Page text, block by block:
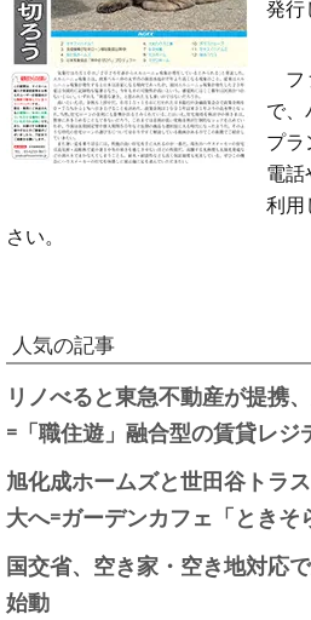
発行
で
プ
電
利用
さい。
人気の記事
リノべると東急不動産が提携
=「職住遊」融合型の賃貸レジ
旭化成ホームズと世田谷トラ
大へ=ガーデンカフェ「ときそ
国交省、空き家・空き地対応
始動